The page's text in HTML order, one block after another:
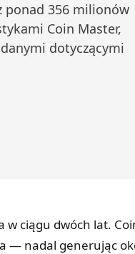
ponad 356 milionów
Coin Master,
dotyczącymi
w ciągu dwóch lat.
— nadal generując